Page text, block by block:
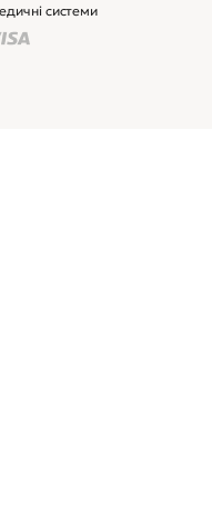
системи